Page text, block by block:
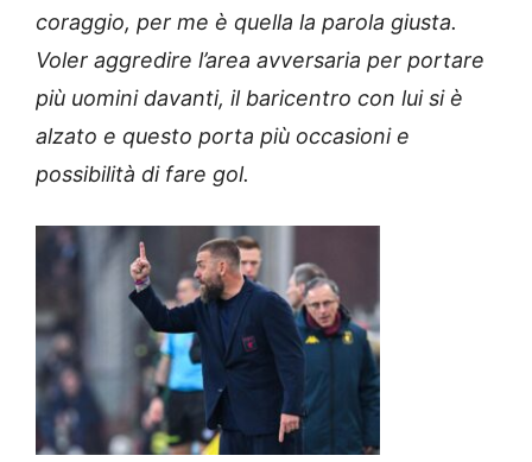
coraggio, per me è quella la parola giusta.
Voler aggredire l’area avversaria per portare
più uomini davanti, il baricentro con lui si è
alzato e questo porta più occasioni e
possibilità di fare gol.